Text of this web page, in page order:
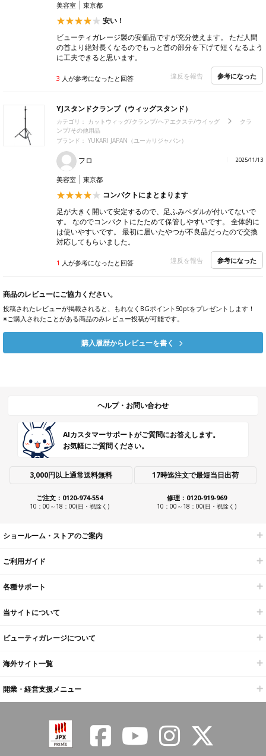
美容室 東京都
安い！
ビューティガレージ製の安価品ですが充分使えます。 ただ人間
の首より絶対長くなるのでもっと首の部分を下げて短くなるよう
に工夫できると思います。
3 人が参考になったと回答 違反を報告 参考になった
YJスタンドクランプ（ウィッグスタンド）
カテゴリ： カットウィッグ/クランプ/ヘアエクステ/ウイッグ
クラ
ンプ/その他用品
ブランド： YUKARI JAPAN（ユーカリジャパン）
フロ 2025/11/13
美容室 東京都
コンパクトにまとまります
足が大きく開いて安定するので、足ふみペダルが付いてないで
す。 なのでコンパクトにたためて保管しやすいです。 全体的に
は使いやすいです。 最初に届いたやつが不良品だったので交換
対応してもらいました。
1 人が参考になったと回答 違反を報告 参考になった
商品のレビューにご協力ください。
投稿されたレビューが掲載されると、もれなくBGポイント50ptをプレゼントします！
※ご購入されたことがある商品のみレビュー投稿が可能です。
購入履歴からレビューを書く
ヘルプ・お問い合わせ
AIカスタマーサポートがご質問にお答えします。
お気軽にご質問ください。
3,000円以上通常送料無料 17時迄注文で最短当日出荷
ご注文：0120-974-554
10：00～18：00(日・祝除く)
修理：0120-919-969
10：00～18：00(日・祝除く)
ショールーム・ストアのご案内
ご利用ガイド
各種サポート
当サイトについて
ビューティガレージについて
海外サイト一覧
開業・経営支援メニュー